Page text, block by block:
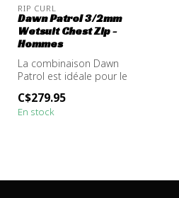
RIP CURL
Dawn Patrol 3/2mm
Wetsuit Chest Zip -
Hommes
La combinaison Dawn
Patrol est idéale pour le
haute pe...
C$279.95
En stock